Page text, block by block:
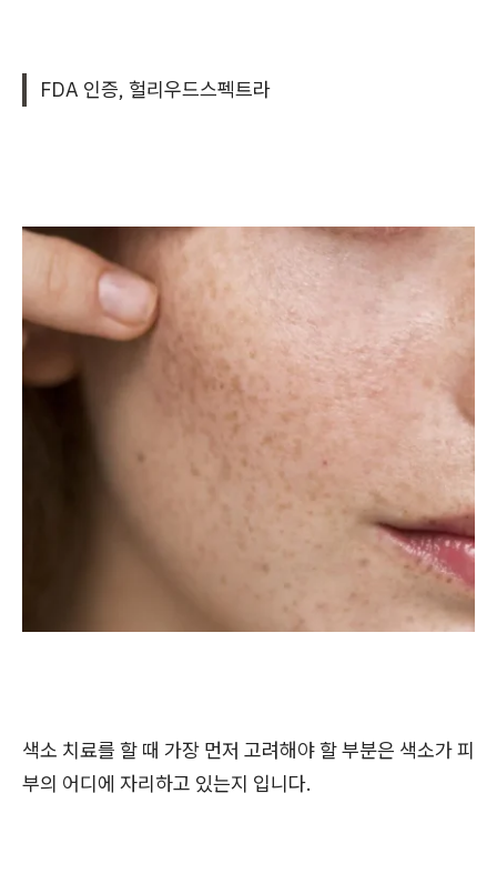
FDA 인증, 헐리우드스펙트라
색소 치료를 할 때 가장 먼저 고려해야 할 부분은 색소가 피
부의 어디에 자리하고 있는지 입니다.